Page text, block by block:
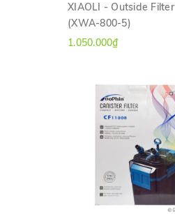
XEM NHANH
XIAOLI - Outside Filter
(XWA-800-5)
1.050.000₫